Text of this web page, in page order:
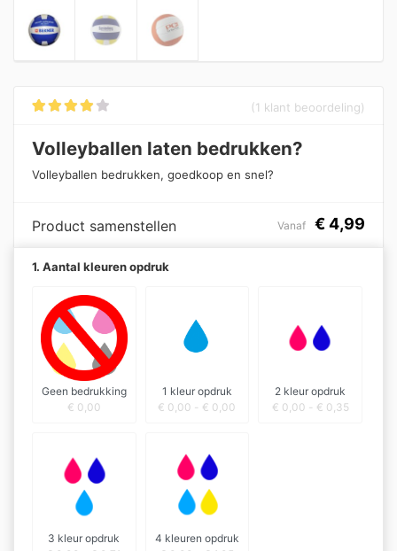
op 5
gebaseer
d op
klantbeo
(1 klant beoordeling)
Volleyballen laten bedrukken?
Volleyballen bedrukken, goedkoop en snel?
Product samenstellen Vanaf €4,99
1. Aantal kleuren opdruk
Geen bedrukking
€ 0,00
1 kleur opdruk
€ 0,00 - € 0,00
2 kleur opdruk
€ 0,00 - € 0,35
3 kleur opdruk
4 kleuren opdruk